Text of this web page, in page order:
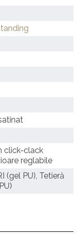
click-clack
reglabile
(gel PU), Tetieră